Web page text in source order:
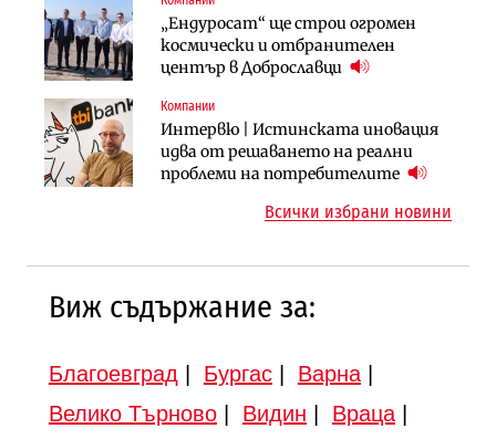
„Ендуросат“ ще строи огромен
космически и отбранителен
център в Доброславци
Компании
Интервю | Истинската иновация
идва от решаването на реални
проблеми на потребителите
Компании
„Хювефарма“ подписа договор за
придобиване на Euroapi Italy
Инфраструктура
АПИ възложи промяната на
парцеларния план за
Публични финанси
След 20 години застой: Данъчните
оценки на имотите може да бъдат
Инфраструктура
Вторият мост над Варненското
езеро става част от бъдещата
Всички избрани новини
Виж съдържание за:
Благоевград Бургас| Варна|
Велико Търново| Видин Враца|